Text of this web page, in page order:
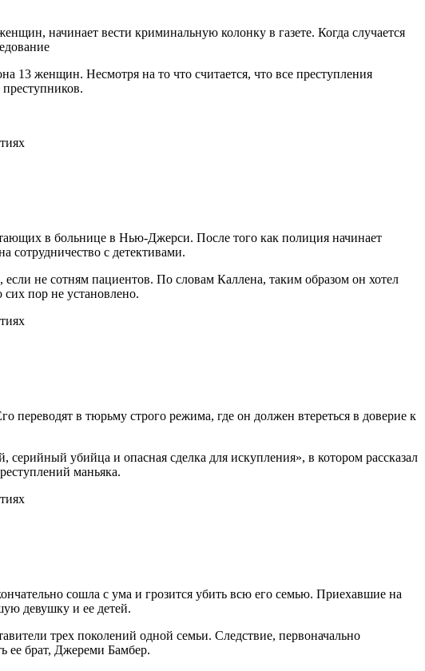
начинает вести криминальную колонку в газете. Когда случается
13 женщин. Несмотря на то что считается, что все преступления
в больнице в Нью-Джерси. После того как полиция начинает
сотрудничество с детективами.
не сотням пациентов. По словам Каллена, таким образом он хотел
пор не установлено.
переводят в тюрьму строго режима, где он должен втереться в доверие к
убийца и опасная сделка для искупления», в котором рассказал
маньяка.
сошла с ума и грозится убить всю его семью. Приехавшие на
девушку и ее детей.
трех поколений одной семьи. Следствие, первоначально
ее брат, Джереми Бамбер.